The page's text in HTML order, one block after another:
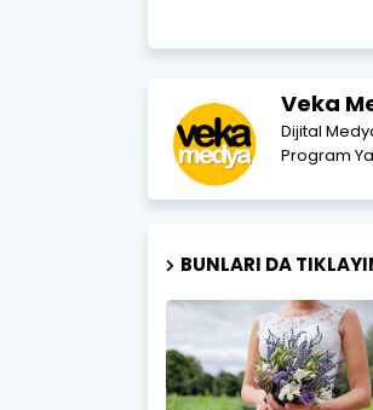
Veka
Dijital
Program
BUNLARI DA